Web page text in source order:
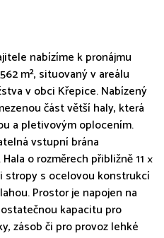
nabízíme k pronájmu
m², situovaný v areálu
v obci Křepice. Nabízený
část větší haly, která
a pletivovým oplocením.
vstupní brána
o rozměrech přibližně 11 ×
stropy s ocelovou konstrukcí
Prostor je napojen na
kapacitu pro
zásob či pro provoz lehké